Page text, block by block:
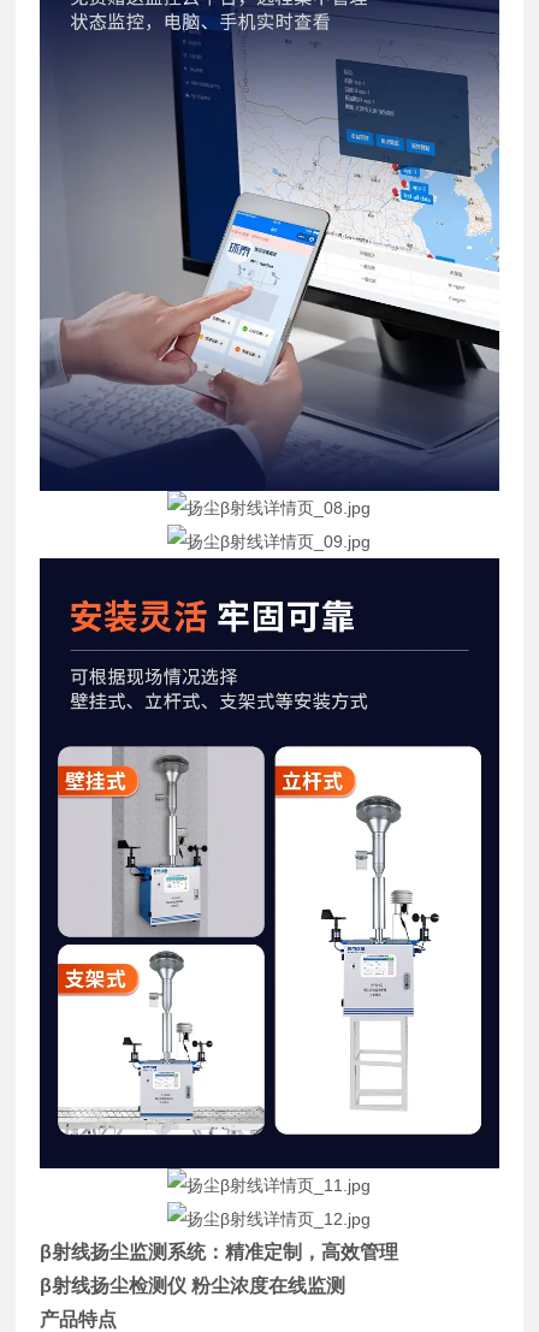
β射线扬尘监测系统：精准定制，高效管理
β射线扬尘检测仪 粉尘浓度在线监测
产品特点